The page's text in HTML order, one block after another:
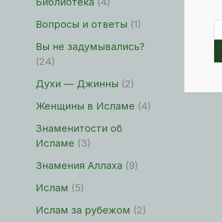
Вопросы и ответы (1)
Вы не задумывались?
(24)
Духи — Джинны (2)
Женщины в Исламе (4)
Знаменитости об
Исламе (3)
Знамения Аллаха (9)
Ислам (5)
Ислам за рубежом (2)